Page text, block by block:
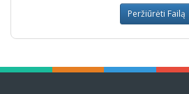
Peržiūrėti Failą